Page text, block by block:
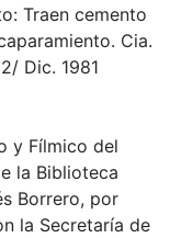
Traen cemento
Cia.
Dic. 1981
y Fílmico del
la Biblioteca
Borrero, por
la Secretaría de